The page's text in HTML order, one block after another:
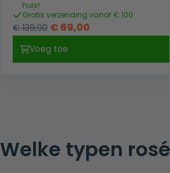
huis!
Gratis verzending vanaf € 100
€139,00 Oorspronkelijke
was:
€ 139,00.
€ 69,00Huidige
€ 69,00.
Voeg toe
Welke typen